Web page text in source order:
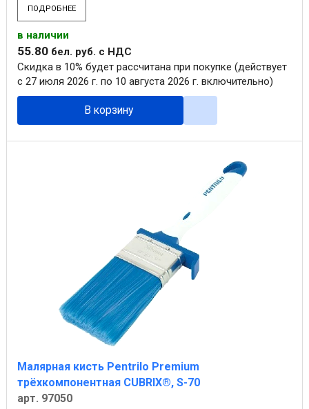
ПОДРОБНЕЕ
в наличии
55.80 бел. руб. с НДС
Скидка в 10% будет рассчитана при покупке (действует
с 27 июля 2026 г. по 10 августа 2026 г. включительно)
В корзину
Малярная кисть Pentrilo Premium
трёхкомпонентная CUBRIX®, S-70
арт. 97050